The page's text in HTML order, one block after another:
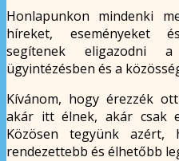
Honlapunkon mindenki
híreket, eseményeket
segítenek eligazodni
ügyintézésben és a
Kívánom, hogy érezzék
akár itt élnek, akár csak
Közösen tegyünk azért,
rendezettebb és élhetőbb